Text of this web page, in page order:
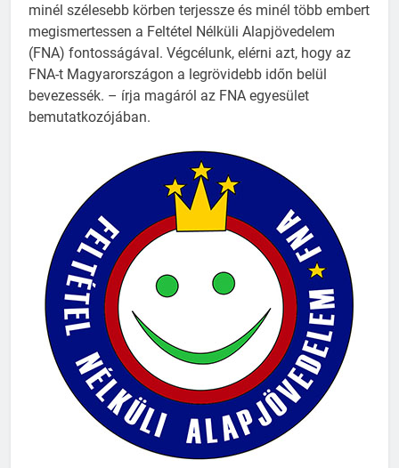
minél szélesebb körben terjessze és minél több embert
megismertessen a Feltétel Nélküli Alapjövedelem
(FNA) fontosságával. Végcélunk, elérni azt, hogy az
FNA-t Magyarországon a legrövidebb időn belül
bevezessék. – írja magáról az FNA egyesület
bemutatkozójában.